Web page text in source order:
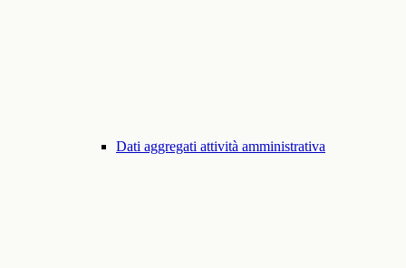
Dati aggregati attività amministrativa